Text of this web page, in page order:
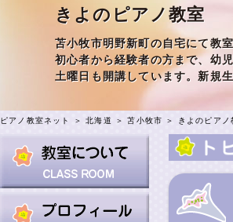
きよのピアノ教室
苫小牧市明野新町の自宅にて教
初心者から経験者の方まで、幼
土曜日も開講しています。新規
ピアノ教室ネット ＞北海道 ＞苫小牧市 ＞ きよのピアノ